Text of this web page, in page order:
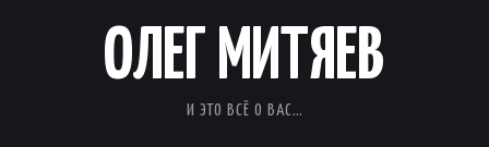
ОЛЕГ МИТЯЕВ
И ЭТО ВСЁ О ВАС…